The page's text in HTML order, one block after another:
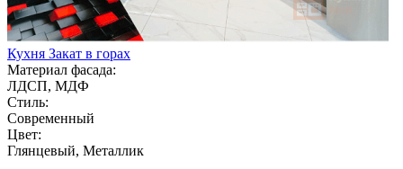
Кухня Закат в горах
Материал фасада:
ЛДСП, МДФ
Стиль:
Современный
Цвет:
Глянцевый, Металлик